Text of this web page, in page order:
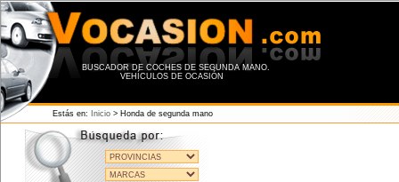
BUSCADOR DE COCHES DE SEGUNDA MANO.
VEHÍCULOS DE OCASIÓN
Estás en: Inicio > Honda de segunda mano